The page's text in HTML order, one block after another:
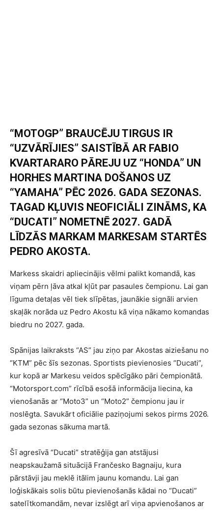
“MOTOGP” BRAUCĒJU TIRGUS IR
“UZVĀRĪJIES” SAISTĪBĀ AR FABIO
KVARTARARO PĀREJU UZ “HONDA” UN
HORHES MARTINA DOŠANOS UZ
“YAMAHA” PĒC 2026. GADA SEZONAS.
TAGAD KĻUVIS NEOFICIĀLI ZINĀMS, KA
“DUCATI” NOMETNĒ 2027. GADĀ
LĪDZĀS MARKAM MARKESAM STARTĒS
PEDRO AKOSTA.
Markess skaidri apliecinājis vēlmi palikt komandā, kas
viņam pērn ļāva atkal kļūt par pasaules čempionu. Lai gan
līguma detaļas vēl tiek slīpētas, jaunākie signāli arvien
skaļāk norāda uz Pedro Akostu kā viņa nākamo komandas
biedru no 2027. gada.
Spānijas laikraksts “AS” jau ziņo par Akostas aiziešanu no
“KTM” pēc šīs sezonas. Sportists pievienosies “Ducati”,
kur kopā ar Markesu veidos spēcīgāko pāri čempionātā.
“Motorsport.com” rīcībā esošā informācija liecina, ka
vienošanās ar “Moto3” un “Moto2” čempionu jau ir
noslēgta. Savukārt oficiālie paziņojumi sekos pirms 2026.
gada sezonas sākuma martā.
Šī agresīvā “Ducati” stratēģija gan atstājusi
neapskaužamā situācijā Frančesko Bagnaiju, kura
pārstāvji jau meklē itālim jaunu komandu. Lai gan
loģiskākais solis būtu pievienošanās kādai no “Ducati”
satelītkomandām, nevar izslēgt arī viņa apvienošanos ar